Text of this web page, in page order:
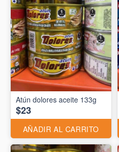
Atún dolores aceite 133g
$23
AÑADIR AL CARRITO